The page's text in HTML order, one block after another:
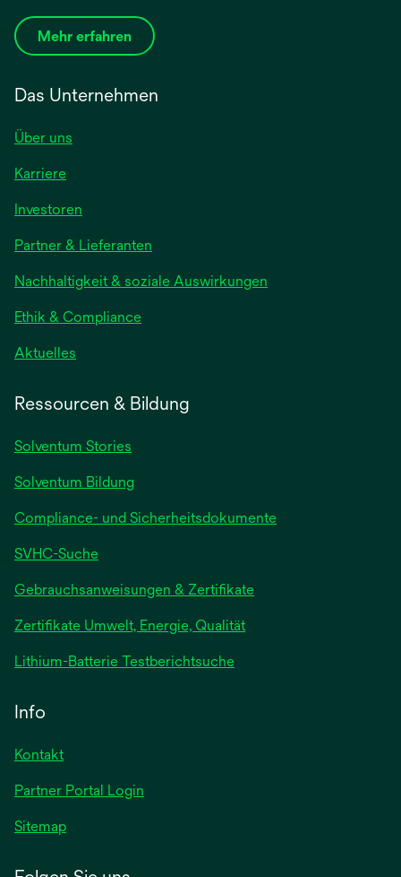
Mehr erfahren
Das Unternehmen
Über uns
Karriere
Investoren
Partner & Lieferanten
Nachhaltigkeit & soziale Auswirkungen
Ethik & Compliance
Aktuelles
Ressourcen & Bildung
Solventum Stories
Solventum Bildung
Compliance- und Sicherheitsdokumente
SVHC-Suche
Gebrauchsanweisungen & Zertifikatewird
Zertifikate Umwelt, Energie, Qualität
Lithium-Batterie Testberichtsuchewird
Info
Kontakt
Partner Portal Login
Sitemap